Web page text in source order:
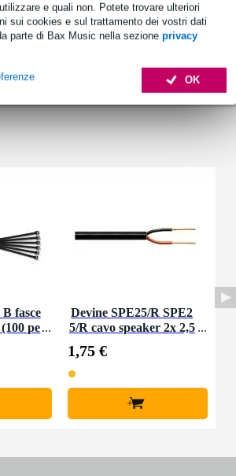
e quali non. Potete trovare ulteriori
sui cookies e sul trattamento dei vostri dati
parte di Bax Music nella sezione privacy
OK
fasce
pe
Devine SPE25/R SPE2
5/R cavo speaker 2x 2,5
1,75 €
+